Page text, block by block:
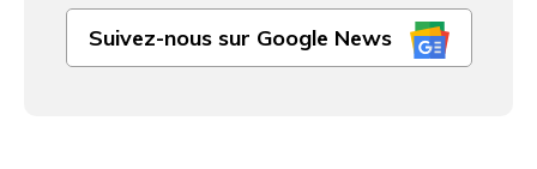
Suivez-nous sur Google News